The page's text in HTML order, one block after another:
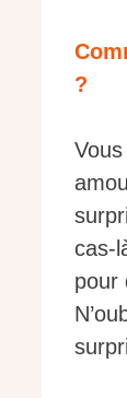
?
cas-
pour